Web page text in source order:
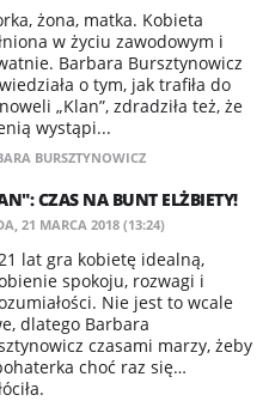
żona, matka. Kobieta
w życiu zawodowym i
Barbara Bursztynowicz
o tym, jak trafiła do
„Klan”, zdradziła też, że
wystąpi...
BURSZTYNOWICZ
CZAS NA BUNT ELŻBIETY!
21 MARCA 2018 (13:24)
lat gra kobietę idealną,
spokoju, rozwagi i
Nie jest to wcale
dlatego Barbara
czasami marzy, żeby
choć raz się…